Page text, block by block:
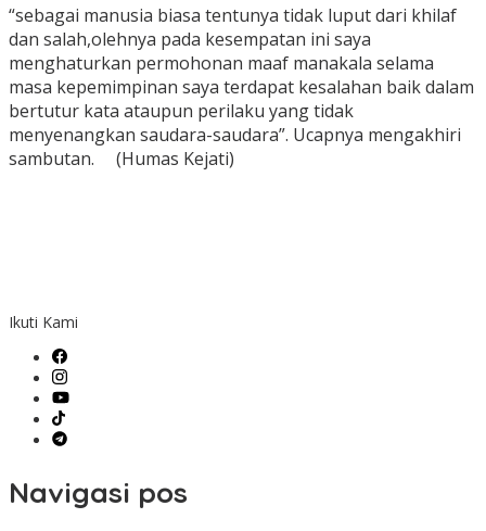
“sebagai manusia biasa tentunya tidak luput dari khilaf
dan salah,olehnya pada kesempatan ini saya
menghaturkan permohonan maaf manakala selama
masa kepemimpinan saya terdapat kesalahan baik dalam
bertutur kata ataupun perilaku yang tidak
menyenangkan saudara-saudara”. Ucapnya mengakhiri
sambutan. (Humas Kejati)
Ikuti Kami
Navigasi pos